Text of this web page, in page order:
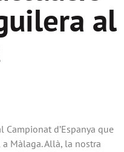
al
Campionat d’Espanya que
Màlaga. Allà, la nostra